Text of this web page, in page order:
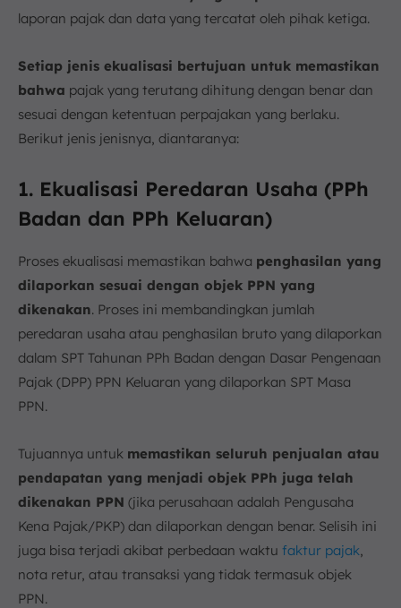
laporan pajak dan data yang tercatat oleh pihak ketiga.
Setiap jenis ekualisasi bertujuan untuk memastikan
bahwa pajak yang terutang dihitung dengan benar dan
sesuai dengan ketentuan perpajakan yang berlaku.
Berikut jenis jenisnya, diantaranya:
1. Ekualisasi Peredaran Usaha (PPh
Badan dan PPh Keluaran)
Proses ekualisasi memastikan bahwa penghasilan yang
dilaporkan sesuai dengan objek PPN yang
dikenakan. Proses ini membandingkan jumlah
peredaran usaha atau penghasilan bruto yang dilaporkan
dalam SPT Tahunan PPh Badan dengan Dasar Pengenaan
Pajak (DPP) PPN Keluaran yang dilaporkan SPT Masa
PPN.
Tujuannya untuk memastikan seluruh penjualan atau
pendapatan yang menjadi objek PPh juga telah
dikenakan PPN (jika perusahaan adalah Pengusaha
Kena Pajak/PKP) dan dilaporkan dengan benar. Selisih ini
juga bisa terjadi akibat perbedaan waktu faktur pajak
nota retur, atau transaksi yang tidak termasuk objek
PPN.